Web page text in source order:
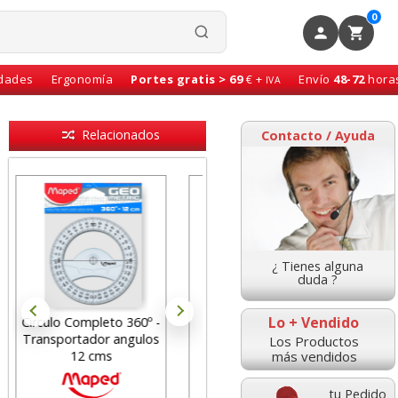
0
Ergonomía Portes gratis > 69€ + IVA Envío 48-72
Contacto / Ayuda
¿ Tienes alguna
duda ?
Lo + Vendido
Los Productos
más vendidos
tu Pedido
Relacionados
Regla de 30
centimetros de
aluminio
Juego reglas Staedtler
escuadra, cartabón,
semicírculo regl